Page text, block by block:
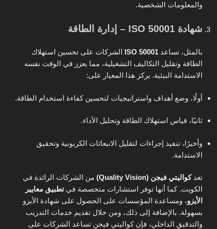
والمعلومات الشخصية.
شهادة ISO 50001 – إدارة الطاقة
بالمثل، تساعد
الشركات على تحسين استهلاك
الطاقة وتقليل التكاليف التشغيلية، مما يعزز في الوقت نفسه
الاستدامة البيئية. يركز هذا المعيار على:
أولًا، وضع أهداف واستراتيجيات لتحسين كفاءة استخدام الطاقة.
ثانيًا، قياس استهلاك الطاقة وتحليل الأداء.
وأخيرًا، تنفيذ إجراءات لتقليل الانبعاثات الكربونية وتحقيق
الاستدامة.
تعد كواليتي فيجن (Quality Vision)
من الشركات الرائدة في
الكويت. كما أنها توفر استشارات متخصصة فيتطبيق معايير
الأيزو، ومساعدة المؤسسات على الحصول على شهادة الأيزو
بسهولة. بالإضافة إلى ذلك، ومن خلال تقديم خدمات التدريب
والتدقيق الداخلي، فإن كواليتي فيجن تساعد الشركات على